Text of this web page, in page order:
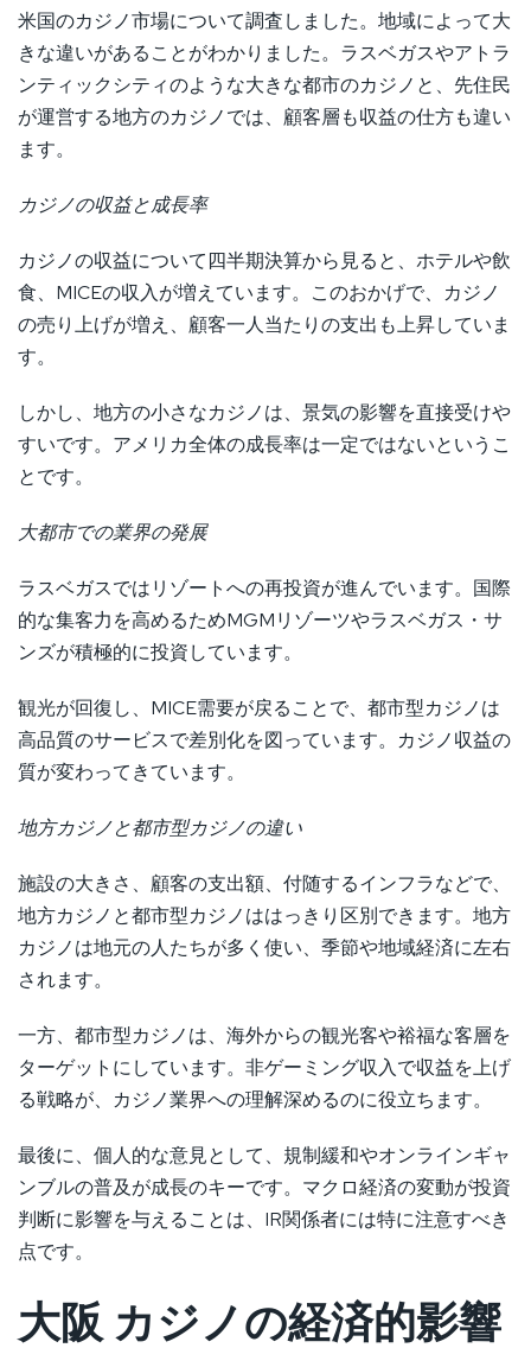
米国のカジノ市場について調査しました。地域によって大
きな違いがあることがわかりました。ラスベガスやアトラ
ンティックシティのような大きな都市のカジノと、先住民
が運営する地方のカジノでは、顧客層も収益の仕方も違い
ます。
カジノの収益と成長率
カジノの収益について四半期決算から見ると、ホテルや飲
食、MICEの収入が増えています。このおかげで、カジノ
の売り上げが増え、顧客一人当たりの支出も上昇していま
す。
しかし、地方の小さなカジノは、景気の影響を直接受けや
すいです。アメリカ全体の成長率は一定ではないというこ
とです。
大都市での業界の発展
ラスベガスではリゾートへの再投資が進んでいます。国際
的な集客力を高めるためMGMリゾーツやラスベガス・サ
ンズが積極的に投資しています。
観光が回復し、MICE需要が戻ることで、都市型カジノは
高品質のサービスで差別化を図っています。カジノ収益の
質が変わってきています。
地方カジノと都市型カジノの違い
施設の大きさ、顧客の支出額、付随するインフラなどで、
地方カジノと都市型カジノははっきり区別できます。地方
カジノは地元の人たちが多く使い、季節や地域経済に左右
されます。
一方、都市型カジノは、海外からの観光客や裕福な客層を
ターゲットにしています。非ゲーミング収入で収益を上げ
る戦略が、カジノ業界への理解深めるのに役立ちます。
最後に、個人的な意見として、規制緩和やオンラインギャ
ンブルの普及が成長のキーです。マクロ経済の変動が投資
判断に影響を与えることは、IR関係者には特に注意すべき
点です。
大阪 カジノの経済的影響